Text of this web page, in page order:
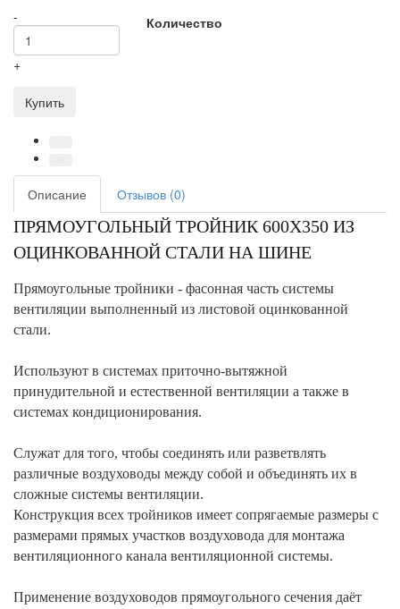
Количество
-
+
Купить
Описание Отзывов (0)
ПРЯМОУГОЛЬНЫЙ ТРОЙНИК 600Х350 ИЗ
ОЦИНКОВАННОЙ СТАЛИ НА ШИНЕ
Прямоугольные тройники - фасонная часть системы
вентиляции выполненный из листовой оцинкованной
стали.
Используют в системах приточно-вытяжной
принудительной и естественной вентиляции а также в
системах кондиционирования.
Служат для того, чтобы соединять или разветвлять
различные воздуховоды между собой и объединять их в
сложные системы вентиляции.
Конструкция всех тройников имеет сопрягаемые размеры с
размерами прямых участков воздуховода для монтажа
вентиляционного канала вентиляционной системы.
Применение воздуховодов прямоугольного сечения даёт